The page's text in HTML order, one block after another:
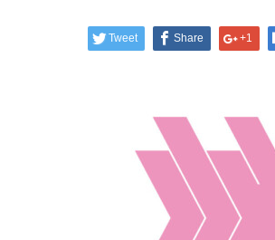
Tweet Share +1